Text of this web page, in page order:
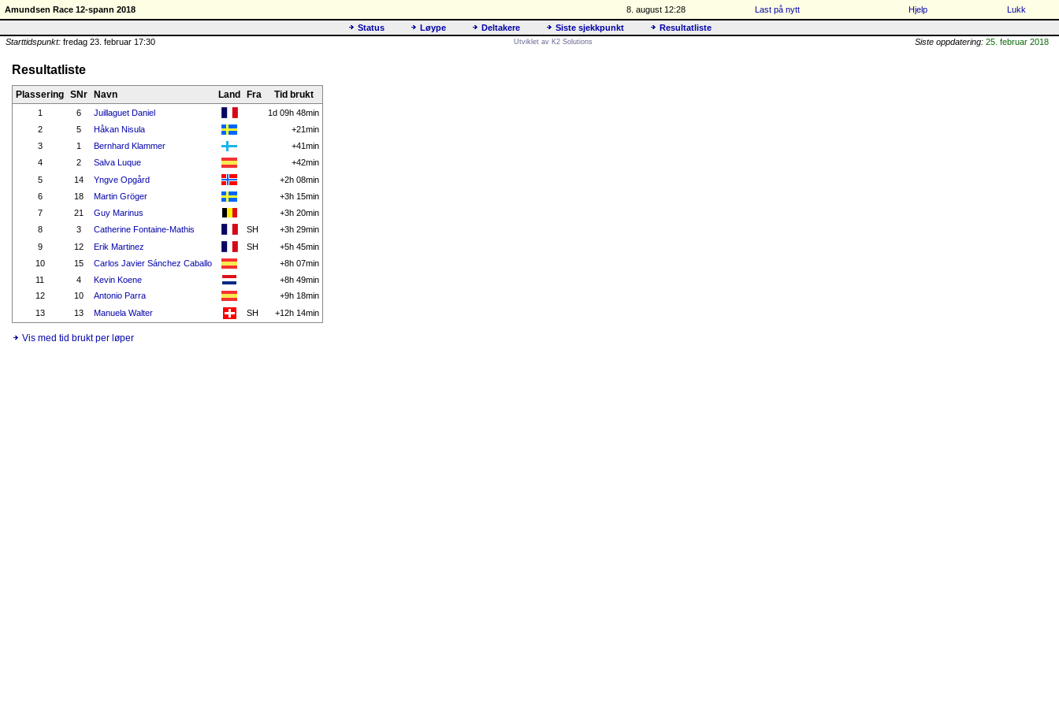
Amundsen Race 12-spann 2018 8. august 12:28 Last på nytt Hjelp
Lukk
Status
Løype Deltakere Siste sjekkpunkt
Resultatliste
Starttidspunkt: fredag 23. februar 17:30 Utviklet av K2 Solutions Siste oppdatering: 25. februar 2018
Resultatliste
Plassering SNr Navn Land Fra Tid brukt
1 6 Juillaguet Daniel
1d 09h 48min
2
5 Håkan Nisula
+21min
3
1 Bernhard Klammer
+41min
4
2 Salva Luque
+42min
5
14 Yngve Opgård
+2h 08min
6
18 Martin Gröger
+3h 15min
7
21 Guy Marinus
+3h 20min
8
3 Catherine Fontaine-Mathis SH
+3h 29min
9
12 Erik Martinez SH
+5h 45min
10
15 Carlos Javier Sánchez Caballo
+8h 07min
11
4 Kevin Koene
+8h 49min
12
10 Antonio Parra
+9h 18min
13
13 Manuela Walter SH +12h 14min
Vis med tid brukt per løper